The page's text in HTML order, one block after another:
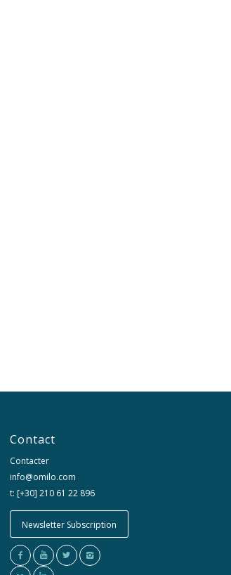
Contact
Contacter
info@omilo.com
t: [+30] 210 61 22 896
Newsletter Subscription